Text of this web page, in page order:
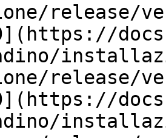
release/
release/